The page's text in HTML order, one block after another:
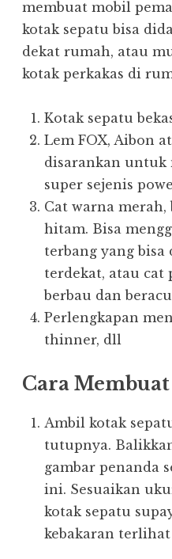
membuat mobil
kotak sepatu bisa
dekat rumah, atau
kotak perkakas di
Kotak sepatu
Lem FOX, Aibon
disarankan untuk
super sejenis
Cat warna
hitam. Bisa
terbang yang
terdekat, atau cat
berbau dan
Perlengkapan
thinner, dll
Cara Membuat
Ambil kotak
tutupnya.
gambar penanda
ini. Sesuaikan
kotak sepatu
kebakaran